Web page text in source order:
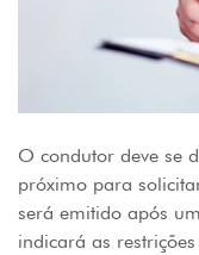
O condutor deve se
próximo para
será emitido após
indicará as